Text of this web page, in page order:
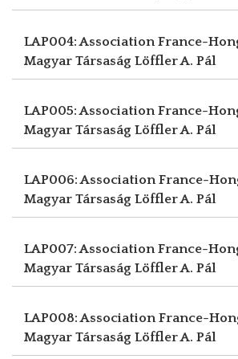
LAP004: Association France-
Magyar Társaság Löffler A. Pál
LAP005: Association France-
Magyar Társaság Löffler A. Pál
LAP006: Association France-
Magyar Társaság Löffler A. Pál
LAP007: Association France-
Magyar Társaság Löffler A. Pál
LAP008: Association France-
Magyar Társaság Löffler A. Pál